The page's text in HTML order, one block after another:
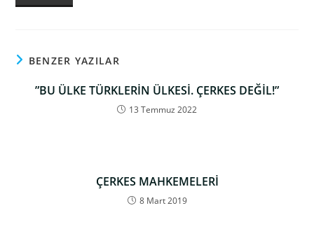
BENZER YAZILAR
”BU ÜLKE TÜRKLERİN ÜLKESİ. ÇERKES DEĞİL!”
13 Temmuz 2022
ÇERKES MAHKEMELERİ
8 Mart 2019